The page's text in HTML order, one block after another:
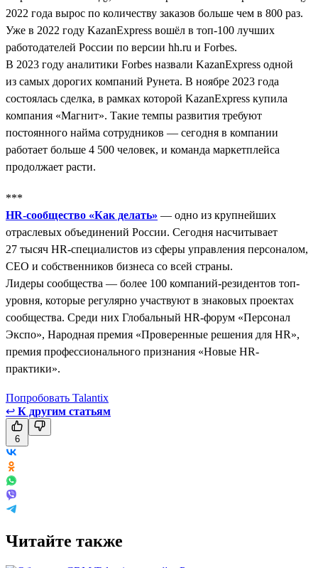
2022 года вырос по количеству заказов больше чем в 800 раз.
Уже в 2022 году KazanExpress вошёл в топ-100 лучших
работодателей России по версии hh.ru и Forbes.
В 2023 году аналитики Forbes назвали KazanExpress одной
из самых дорогих компаний Рунета. В ноябре 2023 года
состоялась сделка, в рамках которой KazanExpress купила
компания «Магнит». Такие темпы развития требуют
постоянного найма сотрудников — сегодня в компании
работает больше 4 500 человек, и команда маркетплейса
продолжает расти.
***
HR-сообщество «Как делать» — одно из крупнейших
отраслевых объединений России. Сегодня насчитывает
27 тысяч HR-специалистов из сферы управления персоналом,
СЕО и собственников бизнеса со всей страны.
Лидеры сообщества — более 100 компаний-резидентов топ-
уровня, которые регулярно участвуют в знаковых проектах
сообщества. Среди них Глобальный HR-форум «Персонал
Экспо», Народная премия «Проверенные решения для HR»,
премия профессионального признания «Новые HR-
практики».
Попробовать Talantix
↩ К другим статьям
6
Читайте также